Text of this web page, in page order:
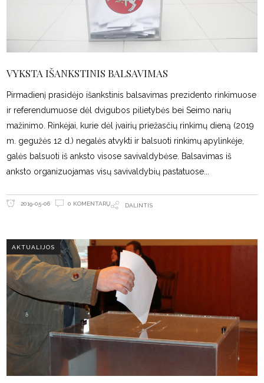
VYKSTA IŠANKSTINIS BALSAVIMAS
Pirmadienį prasidėjo išankstinis balsavimas prezidento rinkimuose
ir referendumuose dėl dvigubos pilietybės bei Seimo narių
mažinimo. Rinkėjai, kurie dėl įvairių priežasčių rinkimų dieną (2019
m. gegužės 12 d.) negalės atvykti ir balsuoti rinkimų apylinkėje,
galės balsuoti iš anksto visose savivaldybėse. Balsavimas iš
anksto organizuojamas visų savivaldybių pastatuose
2019-05-06 0 KOMENTARŲ DALINTIS
AKTUALIJOS